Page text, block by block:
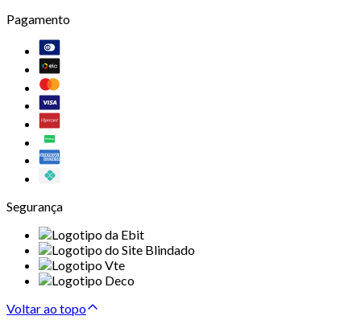
Pagamento
Segurança
Voltar ao topo